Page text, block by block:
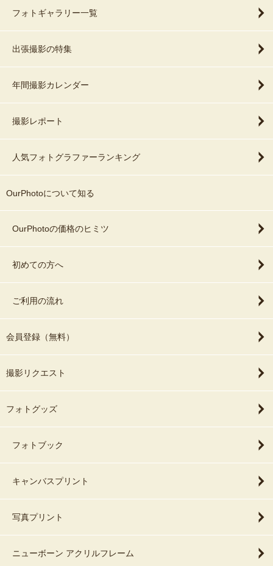
フォトギャラリー一覧
出張撮影の特集
年間撮影カレンダー
撮影レポート
人気フォトグラファーランキング
OurPhotoについて知る
OurPhotoの価格のヒミツ
初めての方へ
ご利用の流れ
会員登録（無料）
撮影リクエスト
フォトグッズ
フォトブック
キャンバスプリント
写真プリント
ニューボーン アクリルフレーム